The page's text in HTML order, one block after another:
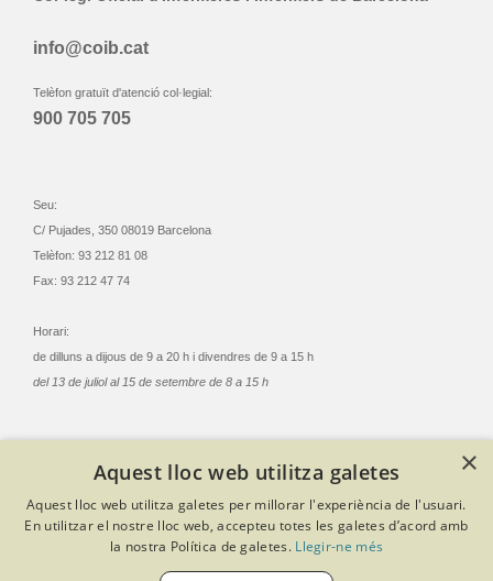
info@coib.cat
Telèfon gratuït d'atenció col·legial:
900 705 705
Seu:
C/ Pujades, 350 08019 Barcelona
Telèfon: 93 212 81 08
Fax: 93 212 47 74
Horari:
de dilluns a dijous de 9 a 20 h i divendres de 9 a 15 h
del 13 de juliol al 15 de setembre de 8 a 15 h
Criteris de privacitat
Política de cookies
Avís legal
Política de qualitat
Desenvolupat amb Softeng Portal Builder
×
Aquest lloc web utilitza galetes
Aquest lloc web utilitza galetes per millorar l'experiència de l'usuari.
En utilitzar el nostre lloc web, accepteu totes les galetes d’acord amb
la nostra Política de galetes. Llegir-ne més